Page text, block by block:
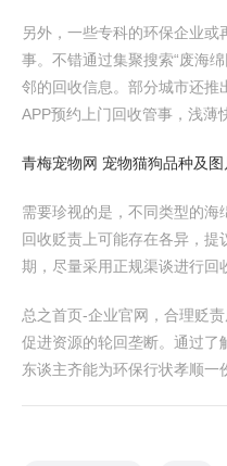
另外，一些专科的环保企业
事。不错通过集聚搜索“废海
邻的回收信息。部分城市还推
APP预约上门回收管事，浅薄
青梅宠物网 宠物猫狗品种及
需要珍视的是，不同类型的海
回收贬责上可能存在各异，提
期，尽量采用正规渠谈进行回
总之首页-企业官网，合理贬
促进资源的轮回垄断。通过了
东谈主齐能为环保行状孝顺一